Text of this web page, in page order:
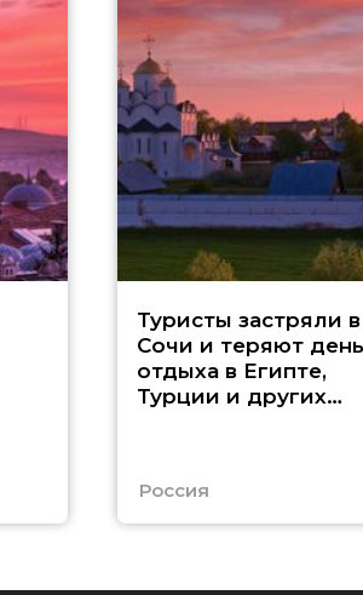
Туристы застряли в
Сочи и теряют день
отдыха в Египте,
Турции и других
Россия